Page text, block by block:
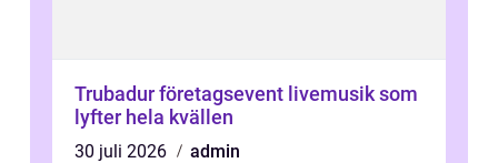
Trubadur företagsevent livemusik som
lyfter hela kvällen
30 juli 2026
admin